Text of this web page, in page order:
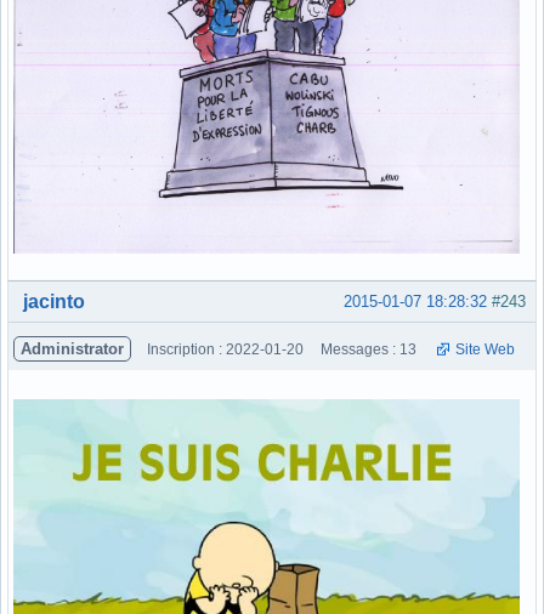
Hors ligne #243
2015-01-07 18:28:32
jacinto
Administrator Inscription : 2022-01-20 Messages : 13 Site Web